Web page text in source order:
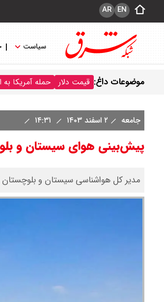
EN
AR
سیاست
موضوعات داغ: قیمت دلار حمله آمریکا به
جامعه ۲ اسفند ۱۴۰۳
پیش‌بینی هوای سیستان و
مدیر کل هواشناسی سیستان و بلوچستان